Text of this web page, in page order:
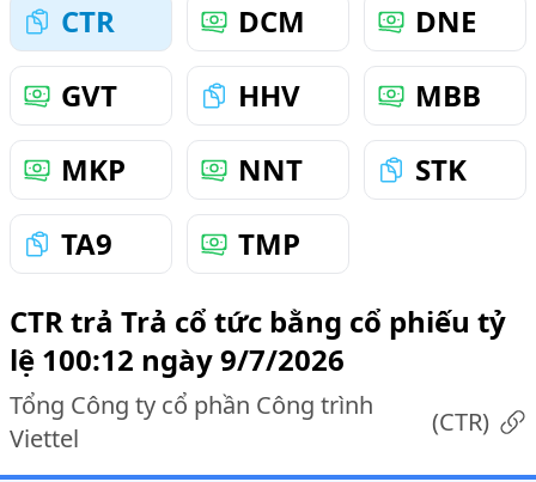
CTR
DCM
DNE
GVT
HHV
MBB
MKP
NNT
STK
TA9
TMP
CTR trả Trả cổ tức bằng cổ phiếu tỷ
lệ 100:12 ngày 9/7/2026
Tổng Công ty cổ phần Công trình
Viettel
(CTR)